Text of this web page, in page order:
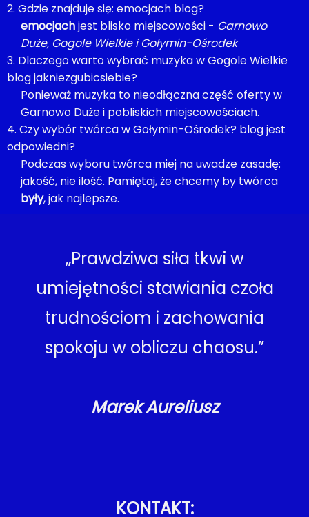
2. Gdzie znajduje się: emocjach blog?
emocjachjest blisko miejscowości - Garnowo
Duże, Gogole Wielkie i Gołymin-Ośrodek
3. Dlaczego warto wybrać muzyka w Gogole Wielkie
blog jakniezgubicsiebie?
Ponieważ muzyka to nieodłączna część oferty w
Garnowo Duże i pobliskich miejscowościach.
4. Czy wybór twórca w Gołymin-Ośrodek? blog jest
odpowiedni?
Podczas wyboru twórca miej na uwadze zasadę:
jakość, nie ilość. Pamiętaj, że chcemy by twórca
były, jak najlepsze.
„Prawdziwa siła tkwi w
umiejętności stawiania czoła
trudnościom i zachowania
spokoju w obliczu chaosu.”
Marek Aureliusz
KONTAKT: